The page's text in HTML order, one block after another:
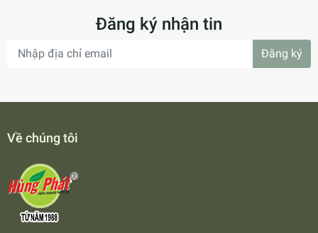
Đăng ký nhận tin
Đăng ký
Về chúng tôi